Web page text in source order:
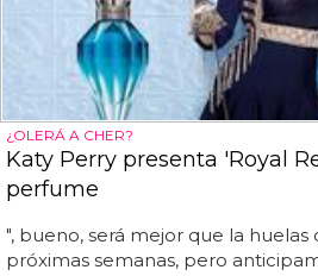
¿OLERÁ A CHER?
Katy Perry presenta 'Royal
perfume
", bueno, será mejor que la huelas
próximas semanas, pero